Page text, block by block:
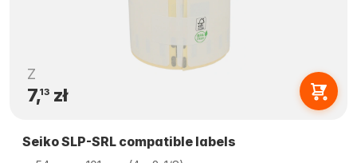
Z
7,13zł
Seiko SLP-SRL compatible labels